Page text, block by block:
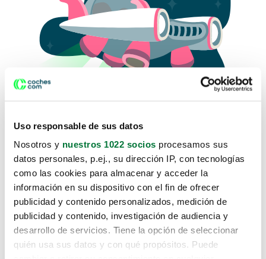
Uso responsable de sus datos
Nosotros y nuestros 1022 socios procesamos sus
datos personales, p.ej., su dirección IP, con tecnologías
como las cookies para almacenar y acceder la
información en su dispositivo con el fin de ofrecer
publicidad y contenido personalizados, medición de
publicidad y contenido, investigación de audiencia y
desarrollo de servicios. Tiene la opción de seleccionar
quién usa sus datos y con qué propósitos. Puede
Lo sentimos, no sabemos como
te hemos traido hasta aquí.
Pero puedes encontrar el coche que estás
buscando en alguno de estos enlaces: